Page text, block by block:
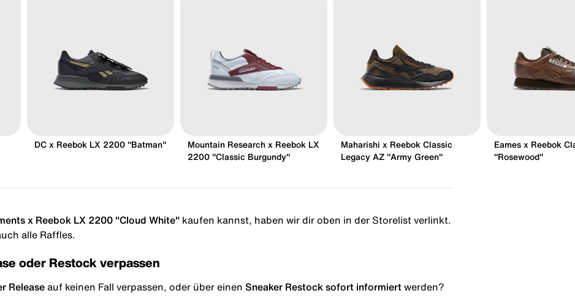
DC x Reebok LX 2200 "Batman"
Mountain Research x Reebok LX
2200 "Classic Burgundy"
Maharishi x Reebok Classic
Legacy AZ "Army Green"
Eames x Reebok
"Rosewood"
x Reebok LX 2200 "Cloud White" kaufen kannst, haben wir dir oben in der Storelist verlinkt.
alle Raffles.
oder Restock verpassen
Release auf keinen Fall verpassen, oder über einen Sneaker Restock sofort informiert werden?